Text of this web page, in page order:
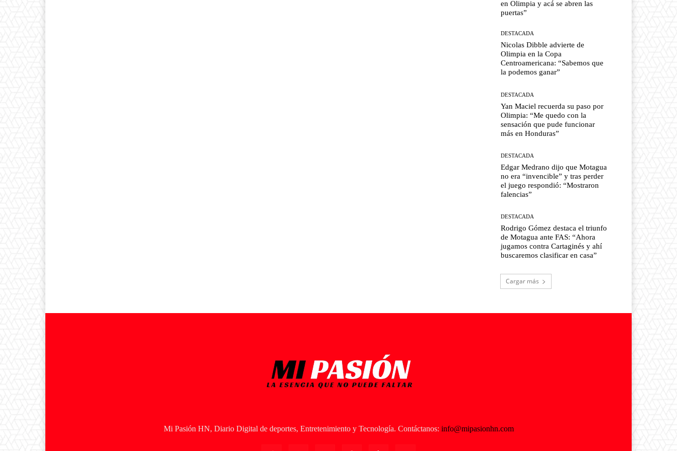
en Olimpia y acá se abren las
puertas”
DESTACADA
Nicolas Dibble advierte de
Olimpia en la Copa
Centroamericana: “Sabemos que
la podemos ganar”
DESTACADA
Yan Maciel recuerda su paso por
Olimpia: “Me quedo con la
sensación que pude funcionar
más en Honduras”
DESTACADA
Edgar Medrano dijo que Motagua
no era “invencible” y tras perder
el juego respondió: “Mostraron
falencias”
DESTACADA
Rodrigo Gómez destaca el triunfo
de Motagua ante FAS: “Ahora
jugamos contra Cartaginés y ahí
buscaremos clasificar en casa”
Cargar más
Mi Pasión HN, Diario Digital de deportes, Entretenimiento y Tecnología. Contáctanos: info@mipasionhn.com